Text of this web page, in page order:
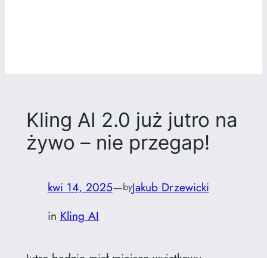
Kling AI 2.0 już jutro na
żywo – nie przegap!
kwi 14, 2025—byJakub Drzewicki
in Kling AI